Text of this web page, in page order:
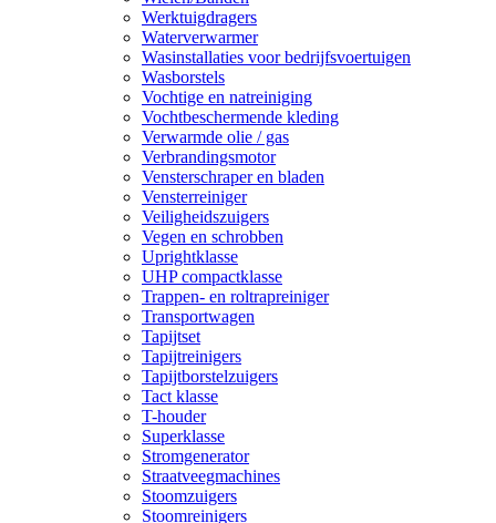
Werktuigdragers
Waterverwarmer
Wasinstallaties voor bedrijfsvoertuigen
Wasborstels
Vochtige en natreiniging
Vochtbeschermende kleding
Verwarmde olie / gas
Verbrandingsmotor
Vensterschraper en bladen
Vensterreiniger
Veiligheidszuigers
Vegen en schrobben
Uprightklasse
UHP compactklasse
Trappen- en roltrapreiniger
Transportwagen
Tapijtset
Tapijtreinigers
Tapijtborstelzuigers
Tact klasse
T-houder
Superklasse
Stromgenerator
Straatveegmachines
Stoomzuigers
Stoomreinigers